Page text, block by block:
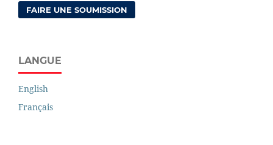
FAIRE UNE SOUMISSION
LANGUE
English
Français